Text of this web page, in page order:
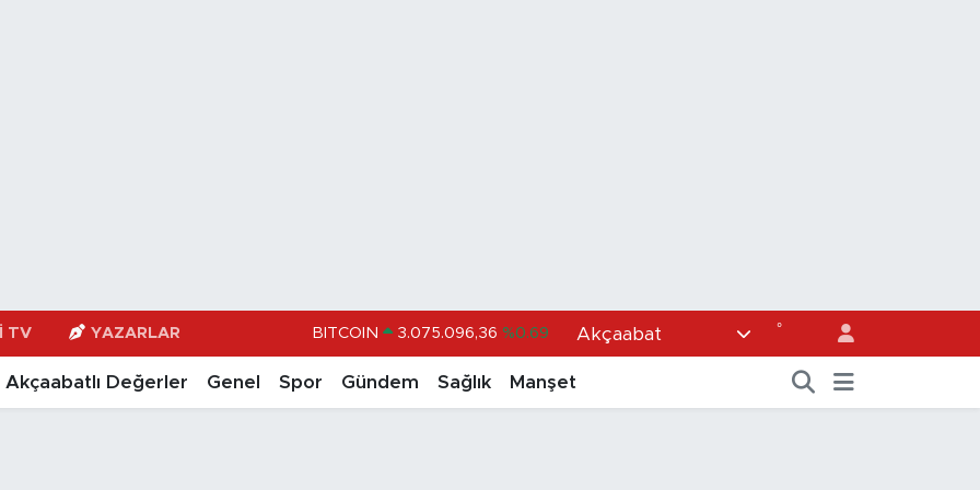
TV YAZARLAR DOLAR 47,6006 %0.06
EURO 55,0250 %0.02
STERLİN 64,2398 %0.2
Akçaabat °
Akçaabatlı Değerler Genel Spor Gündem Sağlık Manşet